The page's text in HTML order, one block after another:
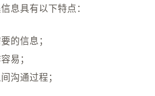
息具有以下特点：
的信息；
易；
沟通过程；